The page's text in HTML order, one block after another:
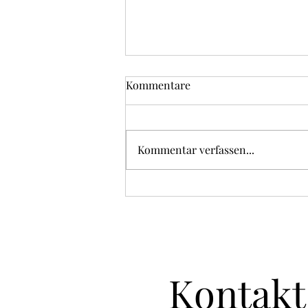
Kommentare
Kommentar verfassen...
Kontakt